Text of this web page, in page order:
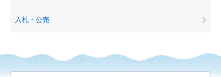
入札・公売